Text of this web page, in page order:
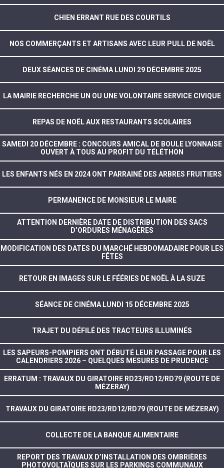
CHIEN ERRANT RUE DES COURTILS
NOS COMMERÇANTS ET ARTISANS AVEC LEUR PULL DE NOËL
DEUX SÉANCES DE CINÉMA LUNDI 29 DÉCEMBRE 2025
LA MAIRIE RECHERCHE UN OU UNE VOLONTAIRE SERVICE CIVIQUE
REPAS DE NOËL AUX RESTAURANTS SCOLAIRES
SAMEDI 20 DÉCEMBRE : CONCOURS AMICAL DE BOULE LYONNAISE
OUVERT À TOUS AU PROFIT DU TÉLÉTHON
LES ENFANTS NÉS EN 2024 ONT PARRAINÉ DES ARBRES FRUITIERS
PERMANENCE DE MONSIEUR LE MAIRE
ATTENTION DERNIÈRE DATE DE DISTRIBUTION DES SACS
D’ORDURES MÉNAGÈRES
MODIFICATION DES DATES DU MARCHÉ HEBDOMADAIRE POUR LES
FÊTES
RETOUR EN IMAGES SUR LE FÉÉRIES DE NOËL À LA SUZE
SÉANCE DE CINÉMA LUNDI 15 DÉCEMBRE 2025
TRAJET DU DÉFILÉ DES TRACTEURS ILLUMINÉS
LES SAPEURS-POMPIERS ONT DÉBUTÉ LEUR PASSAGE POUR LES
CALENDRIERS 2026 – QUELQUES MESURES DE PRUDENCE
ERRATUM : TRAVAUX DU GIRATOIRE RD23/RD12/RD79 (ROUTE DE
MÉZERAY)
TRAVAUX DU GIRATOIRE RD23/RD12/RD79 (ROUTE DE MÉZERAY)
COLLECTE DE LA BANQUE ALIMENTAIRE
REPORT DES TRAVAUX D’INSTALLATION DES OMBRIÈRES
PHOTOVOLTAÏQUES SUR LES PARKINGS COMMUNAUX